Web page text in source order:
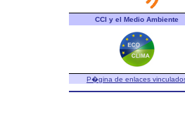
CCI y el Medio Ambiente
P�gina de enlaces